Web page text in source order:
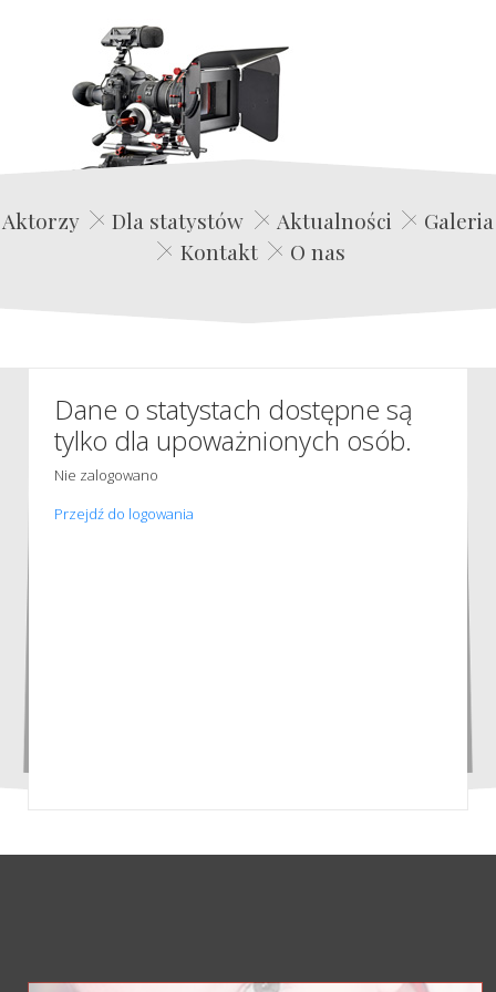
Edwin Film Agencja Aktorska
Aktorzy Dla statystów Aktualności
Galeria
Kontakt
O nas
Dane o statystach dostępne są
tylko dla upoważnionych osób.
Nie zalogowano
Przejdź do logowania